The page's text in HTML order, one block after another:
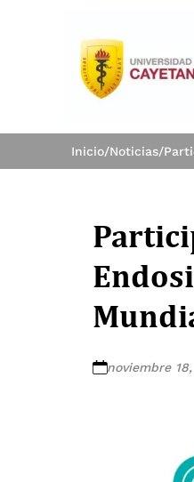
Inicio/Noticias/
noviembre